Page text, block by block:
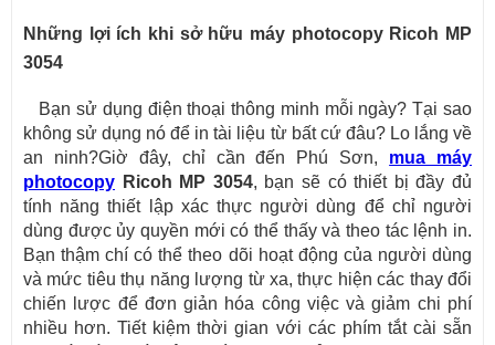
Những lợi ích khi sở hữu máy photocopy Ricoh MP
3054
Bạn sử dụng điện thoại thông minh mỗi ngày? Tại sao
không sử dụng nó để in tài liệu từ bất cứ đâu? Lo lắng về
an ninh?Giờ đây, chỉ cần đến Phú Sơn, mua máy
photocopy Ricoh MP 3054, bạn sẽ có thiết bị đầy đủ
tính năng thiết lập xác thực người dùng để chỉ người
dùng được ủy quyền mới có thể thấy và theo tác lệnh in.
Bạn thậm chí có thể theo dõi hoạt động của người dùng
và mức tiêu thụ năng lượng từ xa, thực hiện các thay đổi
chiến lược để đơn giản hóa công việc và giảm chi phí
nhiều hơn. Tiết kiệm thời gian với các phím tắt cài sẵn